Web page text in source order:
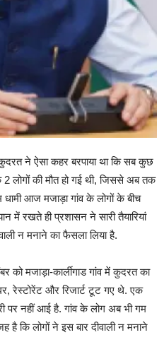
ने ऐसा कहर बरपाया था कि सब कुछ
लोगों की मौत हो गई थी, जिससे अब तक
धामी आज मजाड़ा गांव के लोगों के बीच
में रखते ही प्रशासन ने सारी तैयारियां
न मनाने का फैसला लिया है.
को मजाड़ा-कार्लीगाड गांव में कुदरत का
रेस्टोरेंट और रिजार्ट टूट गए थे. एक
पर नहीं आई है. गांव के लोग अब भी गम
कि लोगों ने इस बार दीवाली न मनाने